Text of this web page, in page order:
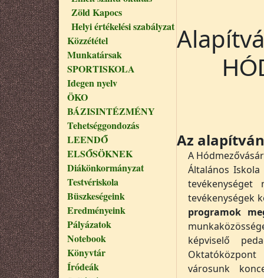
Zöld Kapocs
Helyi értékelési szabályzat
Közzététel
Munkatársak
SPORTISKOLA
Idegen nyelv
ÖKO
BÁZISINTÉZMÉNY
Tehetséggondozás
LEENDŐ
ELSŐSÖKNEK
Diákönkormányzat
Testvériskola
Büszkeségeink
Eredményeink
Pályázatok
Notebook
Könyvtár
Íródeák
Az
A
Általános
tevékenységek
programok
képviselő
Oktatóközpont
városunk